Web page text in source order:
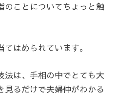
のことについてちょっと触
はめられています。
法は、手相の中でとても大
見るだけで夫婦仲がわかる